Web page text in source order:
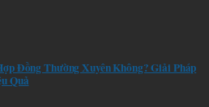
Đồng Thường Xuyên Không? Giải Pháp
Quả